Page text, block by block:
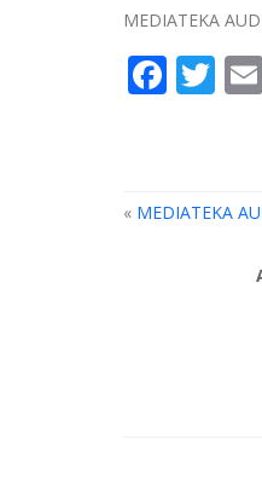
MEDIATEKA
« MEDIATEKA